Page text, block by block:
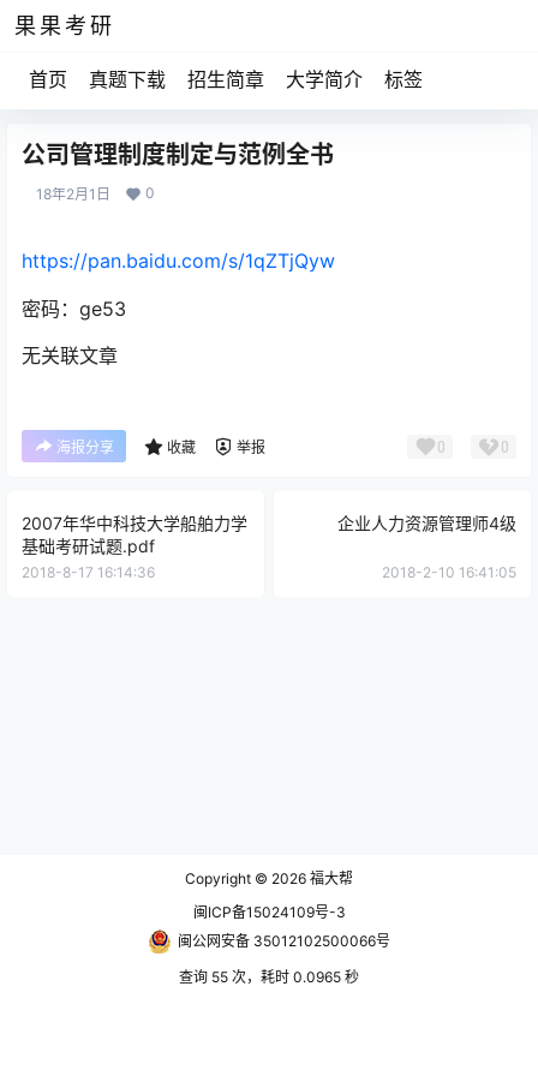
果果考研
首页 真题下载 招生简章 大学简介 标签
公司管理制度制定与范例全书
18年2月1日 0
https://pan.baidu.com/s/1qZTjQyw
密码：ge53
无关联文章
海报分享 收藏 举报 0 0
2007年华中科技大学船舶力学
基础考研试题.pdf
2018-8-17 16:14:36
企业人力资源管理师4级
2018-2-10 16:41:05
Copyright © 2026 福大帮
闽ICP备15024109号-3
闽公网安备 35012102500066号
查询 55 次，耗时 0.0965 秒